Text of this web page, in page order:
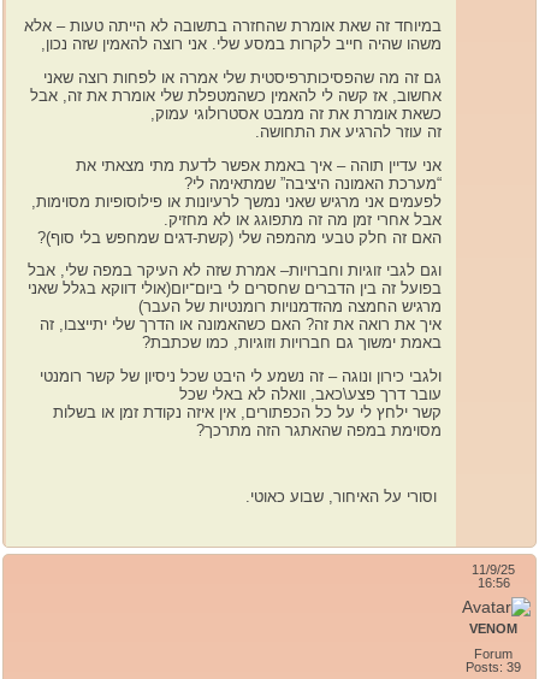
במיוחד זה שאת אומרת שהחזרה בתשובה לא הייתה טעות – אלא
משהו שהיה חייב לקרות במסע שלי. אני רוצה להאמין שזה נכון,
גם זה מה שהפסיכותרפיסטית שלי אמרה או לפחות רוצה שאני
אחשוב, אז קשה לי להאמין כשהמטפלת שלי אומרת את זה, אבל
כשאת אומרת את זה ממבט אסטרולוגי עמוק,
זה עוזר להרגיע את התחושה.
אני עדיין תוהה – איך באמת אפשר לדעת מתי מצאתי את
“מערכת האמונה היציבה” שמתאימה לי?
לפעמים אני מרגיש שאני נמשך לרעיונות או פילוסופיות מסוימות,
אבל אחרי זמן מה זה מתפוגג או לא מחזיק.
האם זה חלק טבעי מהמפה שלי (קשת-דגים שמחפש בלי סוף)?
וגם לגבי זוגיות וחברויות– אמרת שזה לא העיקר במפה שלי, אבל
בפועל זה בין הדברים שחסרים לי ביום־יום(אולי דווקא בגלל שאני
מרגיש החמצה מהזדמנויות רומנטיות של העבר)
איך את רואה את זה? האם כשהאמונה או הדרך שלי יתייצבו, זה
באמת ימשוך גם חברויות וזוגיות, כמו שכתבת?
ולגבי כירון ונוגה – זה נשמע לי היבט שכל ניסיון של קשר רומנטי
עובר דרך פצע\כאב, וואלה לא באלי שכל
קשר ילחץ לי על כל הכפתורים, אין איזה נקודת זמן או בשלות
מסוימת במפה שהאתגר הזה מתרכך?
וסורי על האיחור, שבוע כאוטי.
11/9/25
16:56
VENOM
Forum
Posts: 39